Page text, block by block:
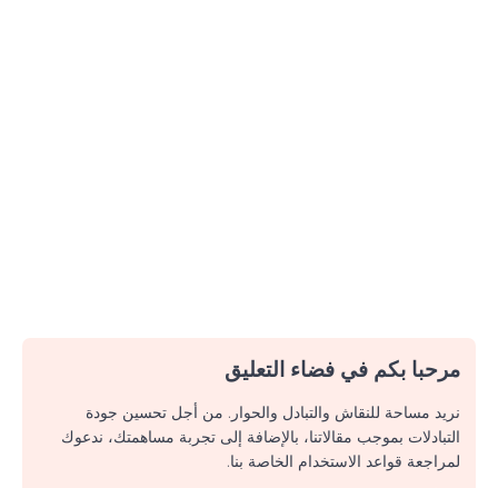
مرحبا بكم في فضاء التعليق
نريد مساحة للنقاش والتبادل والحوار. من أجل تحسين جودة
التبادلات بموجب مقالاتنا، بالإضافة إلى تجربة مساهمتك، ندعوك
لمراجعة قواعد الاستخدام الخاصة بنا.